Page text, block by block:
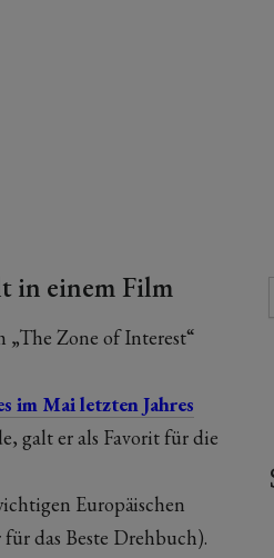
in einem Film
Zone of Interest“
im Mai letzten Jahres
galt er als Favorit für die
Europäischen
das Beste Drehbuch).